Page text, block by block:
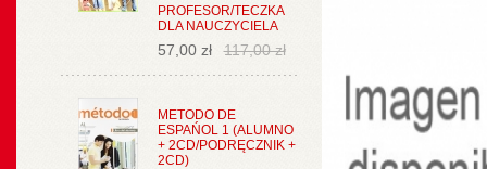
PROFESOR/TECZKA
DLA NAUCZYCIELA
57,00 zł 117,00 zł
METODO DE
ESPAŃOL 1 (ALUMNO
+ 2CD/PODRĘCZNIK +
2CD)